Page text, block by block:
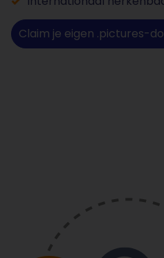
Claim je eigen .pictures-